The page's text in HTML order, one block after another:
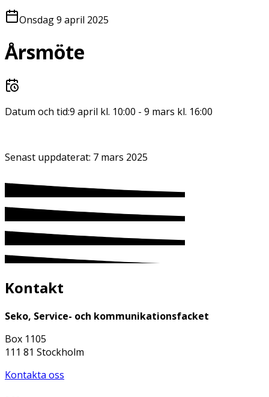
Onsdag 9 april 2025
Årsmöte
Datum och tid:9 april kl. 10:00 - 9 mars kl. 16:00
Senast uppdaterat: 7 mars 2025
Kontakt
Seko, Service- och kommunikationsfacket
Box 1105
111 81 Stockholm
Kontakta oss